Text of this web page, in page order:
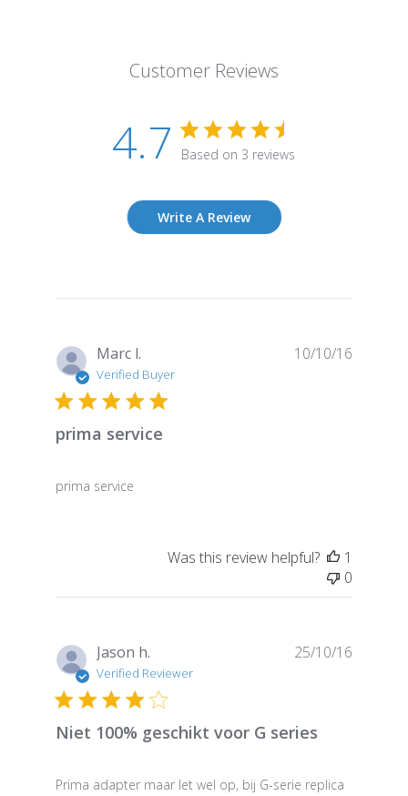
Customer Reviews
4.7 Based on 3 reviews
Write A Review
Marc l.
Verified Buyer
prima service
prima service
10/10/16
Was this review helpful?
1
0
Jason h.
Verified Reviewer
Niet 100% geschikt voor G series
Prima adapter maar let wel op, bij G-serie replica
25/10/16